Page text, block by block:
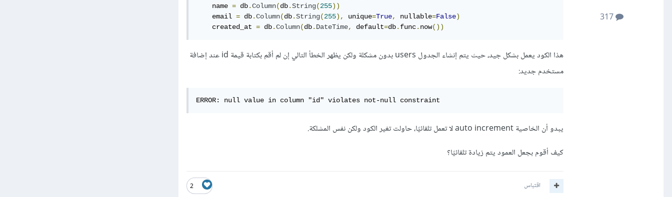
317
    name
= db.Column(db.String(255))
    email
= db.Column(db.String(255), unique=True, nullable=False)
    created_at
= db.Column(db. DateTime, default=db. func. now())
هذا الكود يعمل بشكل جيد، حيث يتم إنشاء الجدول users بدون مشكلة ولكن يظهر الخطأ التالي إن لم أقم بكتابة قيمة id عند إضافة
مستخدم جديد:
ERROR: null value in column "id" violates not-null constraint
يبدو أن الخاصية auto increment لا تعمل تلقائيًا، حاولت تغير الكود ولكن نفس المشلكة.
كيف أقوم بجعل العمود يتم زيادة تلقائيًا؟
2 اقتباس